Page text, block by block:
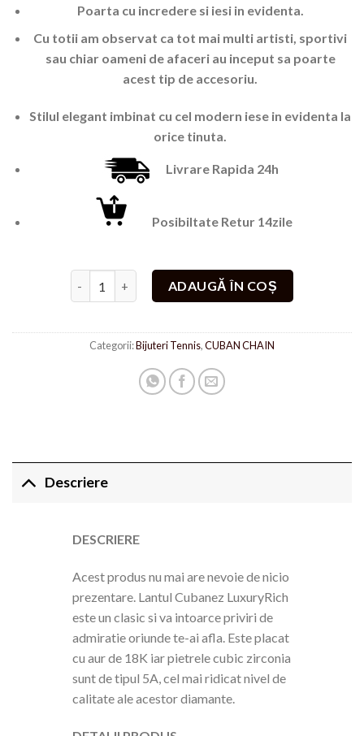
Poarta cu incredere si iesi in evidenta.
Cu totii am observat ca tot mai multi artisti, sportivi
sau chiar oameni de afaceri au inceput sa poarte
acest tip de accesoriu.
Stilul elegant imbinat cu cel modern iese in evidenta la
orice tinuta.
Livrare Rapida 24h
Posibiltate Retur 14zile
ADAUGĂ ÎN COȘ
Categorii:Bijuteri Tennis,CUBAN CHAIN
Descriere
DESCRIERE
Acest produs nu mai are nevoie de nicio
prezentare. Lantul Cubanez LuxuryRich
este un clasic si va intoarce priviri de
admiratie oriunde te-ai afla. Este placat
cu aur de 18K iar pietrele cubic zirconia
sunt de tipul 5A, cel mai ridicat nivel de
calitate ale acestor diamante.